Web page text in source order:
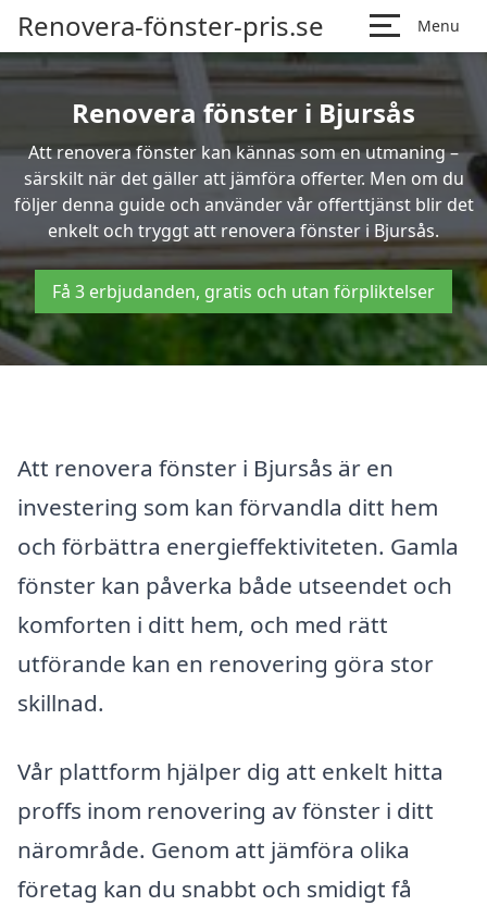
Renovera-fönster-pris.se Menu
Renovera fönster i Bjursås
Att renovera fönster kan kännas som en utmaning –
särskilt när det gäller att jämföra offerter. Men om du
följer denna guide och använder vår offerttjänst blir det
enkelt och tryggt att renovera fönster i Bjursås.
Få 3 erbjudanden, gratis och utan förpliktelser
Att renovera fönster i Bjursås är en
investering som kan förvandla ditt hem
och förbättra energieffektiviteten. Gamla
fönster kan påverka både utseendet och
komforten i ditt hem, och med rätt
utförande kan en renovering göra stor
skillnad.
Vår plattform hjälper dig att enkelt hitta
proffs inom renovering av fönster i ditt
närområde. Genom att jämföra olika
företag kan du snabbt och smidigt få